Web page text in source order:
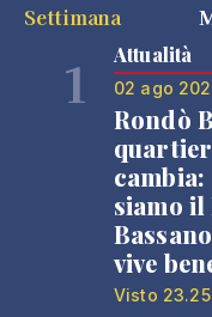
Settimana
1 Attualità
02 ago
Rondò
siamo
vive
Visto